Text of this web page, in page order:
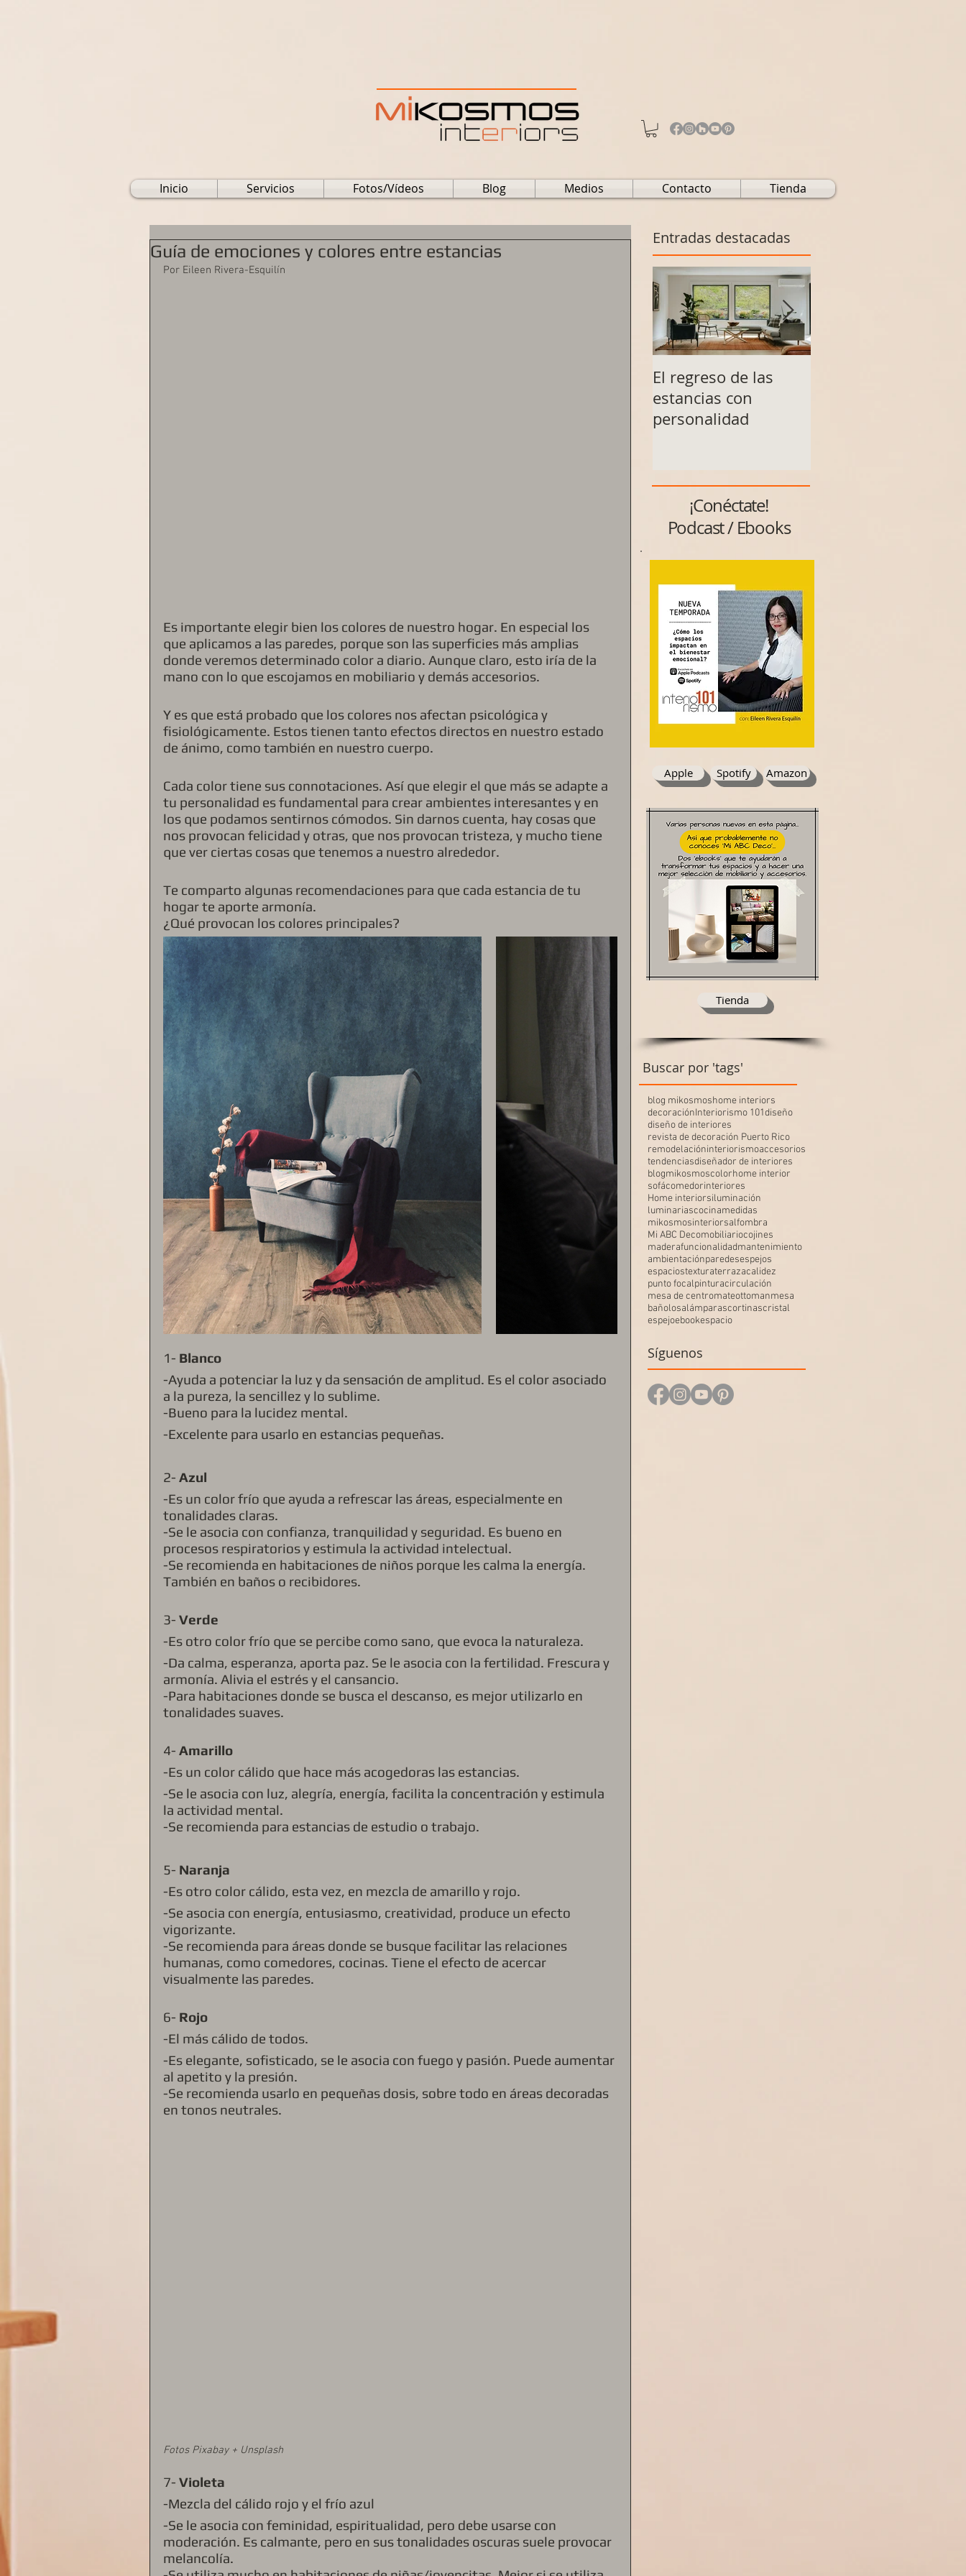
Inicio Servicios Fotos/Vídeos Blog Medios Contacto Tienda
Guía de emociones y colores entre estancias
Por Eileen Rivera-Esquilín
Es importante elegir bien los colores de nuestro hogar. En especial los
que aplicamos a las paredes, porque son las superficies más amplias
donde veremos determinado color a diario. Aunque claro, esto iría de la
mano con lo que escojamos en mobiliario y demás accesorios.
Y es que está probado que los colores nos afectan psicológica y
fisiológicamente. Estos tienen tanto efectos directos en nuestro estado
de ánimo, como también en nuestro cuerpo.
Cada color tiene sus connotaciones. Así que elegir el que más se adapte a
tu personalidad es fundamental para crear ambientes interesantes y en
los que podamos sentirnos cómodos. Sin darnos cuenta, hay cosas que
nos provocan felicidad y otras, que nos provocan tristeza, y mucho tiene
que ver ciertas cosas que tenemos a nuestro alrededor.
Te comparto algunas recomendaciones para que cada estancia de tu
hogar te aporte armonía.
¿Qué provocan los colores principales?
1- Blanco
-Ayuda a potenciar la luz y da sensación de amplitud. Es el color asociado
a la pureza, la sencillez y lo sublime.
-Bueno para la lucidez mental.
-Excelente para usarlo en estancias pequeñas.
2- Azul
-Es un color frío que ayuda a refrescar las áreas, especialmente en
tonalidades claras.
-Se le asocia con confianza, tranquilidad y seguridad. Es bueno en
procesos respiratorios y estimula la actividad intelectual.
-Se recomienda en habitaciones de niños porque les calma la energía.
También en baños o recibidores.
3- Verde
-Es otro color frío que se percibe como sano, que evoca la naturaleza.
-Da calma, esperanza, aporta paz. Se le asocia con la fertilidad. Frescura y
armonía. Alivia el estrés y el cansancio.
-Para habitaciones donde se busca el descanso, es mejor utilizarlo en
tonalidades suaves.
4- Amarillo
-Es un color cálido que hace más acogedoras las estancias.
-Se le asocia con luz, alegría, energía, facilita la concentración y estimula
la actividad mental.
-Se recomienda para estancias de estudio o trabajo.
5- Naranja
-Es otro color cálido, esta vez, en mezcla de amarillo y rojo.
-Se asocia con energía, entusiasmo, creatividad, produce un efecto
vigorizante.
-Se recomienda para áreas donde se busque facilitar las relaciones
humanas, como comedores, cocinas. Tiene el efecto de acercar
visualmente las paredes.
6- Rojo
-El más cálido de todos.
-Es elegante, sofisticado, se le asocia con fuego y pasión. Puede aumentar
al apetito y la presión.
-Se recomienda usarlo en pequeñas dosis, sobre todo en áreas decoradas
en tonos neutrales.
Fotos Pixabay + Unsplash
7- Violeta
-Mezcla del cálido rojo y el frío azul
-Se le asocia con feminidad, espiritualidad, pero debe usarse con
moderación. Es calmante, pero en sus tonalidades oscuras suele provocar
melancolía.
Entradas destacadas
El regreso de las
estancias con
personalidad
¡Conéctate!
Podcast / Ebooks
Apple Spotify Amazon
Tienda
Buscar por 'tags'
blog mikosmoshome interiors
decoraciónInteriorismo 101diseño
diseño de interiores
revista de decoración Puerto Rico
remodelacióninteriorismoaccesorios
tendenciasdiseñador de interiores
blogmikosmoscolorhome interior
sofácomedorinteriores
Home interiorsiluminación
luminariascocinamedidas
mikosmosinteriorsalfombra
Mi ABC Decomobiliariocojines
maderafuncionalidadmantenimiento
ambientaciónparedesespejos
espaciostexturaterrazacalidez
punto focalpinturacirculación
mesa de centromateottomanmesa
bañolosalámparascortinascristal
espejoebookespacio
Síguenos